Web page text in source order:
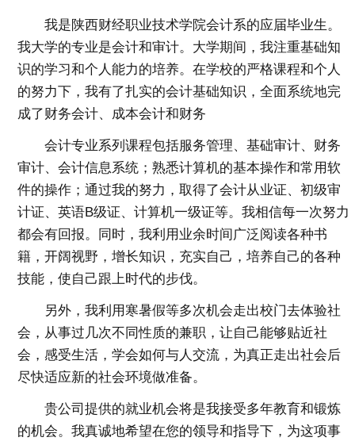
我是陕西财经职业技术学院会计系的应届毕业生。
我大学的专业是会计和审计。大学期间，我注重基础知
识的学习和个人能力的培养。在学校的严格课程和个人
的努力下，我有了扎实的会计基础知识，全面系统地完
成了财务会计、成本会计和财务
会计专业系列课程包括服务管理、基础审计、财务
审计、会计信息系统；熟悉计算机的基本操作和常用软
件的操作；通过我的努力，取得了会计从业证、初级审
计证、英语B级证、计算机一级证等。我相信每一次努力
都会有回报。同时，我利用业余时间广泛阅读各种书
籍，开阔视野，增长知识，充实自己，培养自己的各种
技能，使自己跟上时代的步伐。
另外，我利用寒暑假等多次机会走出校门去体验社
会，从事过几次不同性质的兼职，让自己能够贴近社
会，感受生活，学会如何与人交流，为真正走出社会后
尽快适应新的社会环境做准备。
贵公司提供的就业机会将是我接受多年教育和锻炼
的机会。我真诚地希望在您的领导和指导下，为这项事